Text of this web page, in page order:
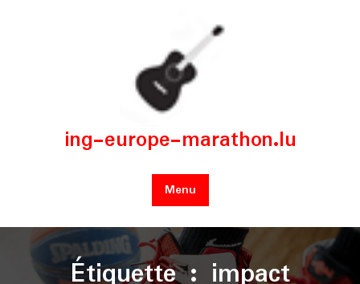
ing-europe-marathon.lu
Menu
Étiquette : impact